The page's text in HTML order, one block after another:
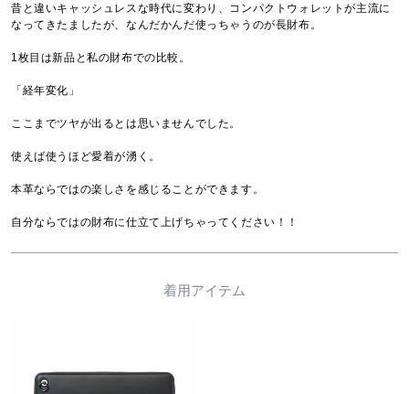
昔と違いキャッシュレスな時代に変わり、コンパクトウォレットが主流に
なってきたましたが、なんだかんだ使っちゃうのが長財布。
1枚目は新品と私の財布での比較。
「経年変化」
ここまでツヤが出るとは思いませんでした。
使えば使うほど愛着が湧く。
本革ならではの楽しさを感じることができます。
自分ならではの財布に仕立て上げちゃってください！！
着用アイテム